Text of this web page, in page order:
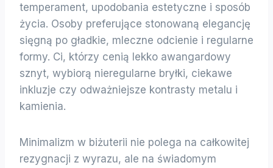
temperament, upodobania estetyczne i sposób
życia. Osoby preferujące stonowaną elegancję
sięgną po gładkie, mleczne odcienie i regularne
formy. Ci, którzy cenią lekko awangardowy
sznyt, wybiorą nieregularne bryłki, ciekawe
inkluzje czy odważniejsze kontrasty metalu i
kamienia.
Minimalizm w biżuterii nie polega na całkowitej
rezygnacji z wyrazu, ale na świadomym